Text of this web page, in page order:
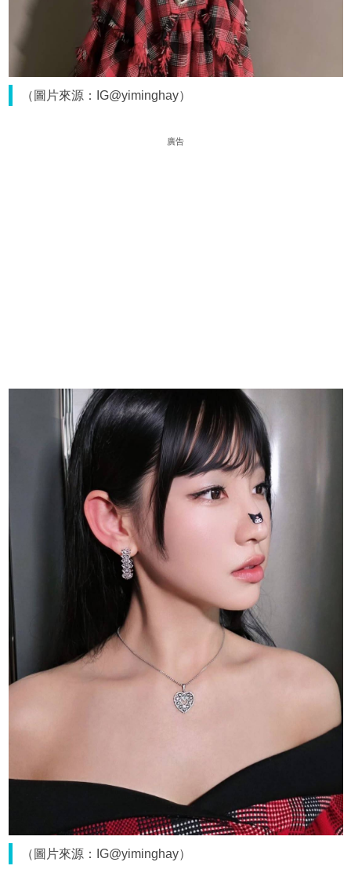
（圖片來源：IG@yiminghay）
廣告
（圖片來源：IG@yiminghay）